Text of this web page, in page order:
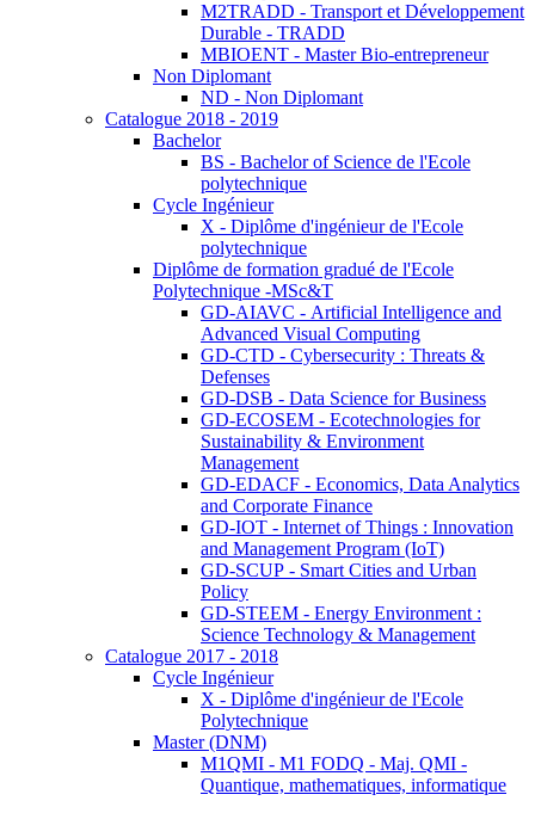
M2TRADD - Transport et Développement
Durable - TRADD
MBIOENT - Master Bio-entrepreneur
Non Diplomant
ND - Non Diplomant
Catalogue 2018 - 2019
Bachelor
BS - Bachelor of Science de l'Ecole
polytechnique
Cycle Ingénieur
X - Diplôme d'ingénieur de l'Ecole
polytechnique
Diplôme de formation gradué de l'Ecole
Polytechnique -MSc&T
GD-AIAVC - Artificial Intelligence and
Advanced Visual Computing
GD-CTD - Cybersecurity : Threats &
Defenses
GD-DSB - Data Science for Business
GD-ECOSEM - Ecotechnologies for
Sustainability & Environment
Management
GD-EDACF - Economics, Data Analytics
and Corporate Finance
GD-IOT - Internet of Things : Innovation
and Management Program (IoT)
GD-SCUP - Smart Cities and Urban
Policy
GD-STEEM - Energy Environment :
Science Technology & Management
Catalogue 2017 - 2018
Cycle Ingénieur
X - Diplôme d'ingénieur de l'Ecole
Polytechnique
Master (DNM)
M1QMI - M1 FODQ - Maj. QMI -
Quantique, mathematiques, informatique